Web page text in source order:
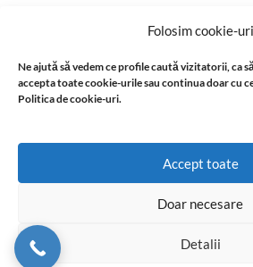
Folosim cookie-uri
Ne ajută să vedem ce profile caută vizitatorii, ca
accepta toate cookie-urile sau continua doar cu
Politica de cookie-uri.
Accept toate
Doar necesare
Detalii
site, inclusiv textele, fotografiile,
materialele tehnice, este proprietatea
este interzisă, cu excepția